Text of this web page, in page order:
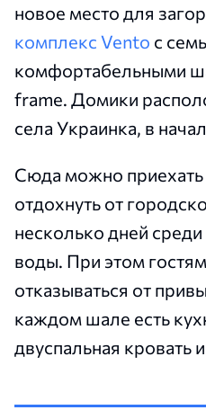
новое место для
комплекс Vento с
комфортабельными
frame. Домики
села Украинка, в
Сюда можно
отдохнуть от
несколько дней
воды. При этом
отказываться от
каждом шале есть
двуспальная кровать